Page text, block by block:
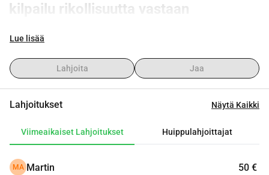
kilpailu rikollisuutta vastaan
Olemme järkyttyneitä kertoessamme, että lastenkotimme
Slovakiassa on joutunut kehittyneen kansainvälisen
taloushuijauksen uhriksi. Ammattirikolliset, jotka esittivät
240 000 eurolla
Varastettujen varojen joukossa oli myös raha, jota
polkupyöriä, kypäröitä ja turvavarusteita yli
119 orphania
Lue lisää
Lahjoita Jaa
Lahjoitukset Näytä Kaikki
Viimeaikaiset Lahjoitukset Huippulahjoittajat
MA Martin 50 €